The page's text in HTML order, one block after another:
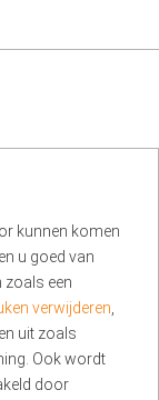
kunnen komen
u goed van
zoals een
verwijderen,
uit zoals
Ook wordt
door